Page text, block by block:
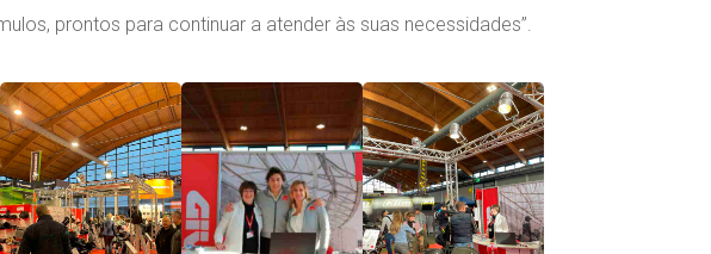
prontos para continuar a atender às suas necessidades”.